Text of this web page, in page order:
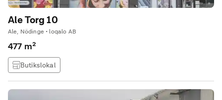
Ale Torg 10
Ale, Nödinge • loqalo AB
477 m²
Butikslokal